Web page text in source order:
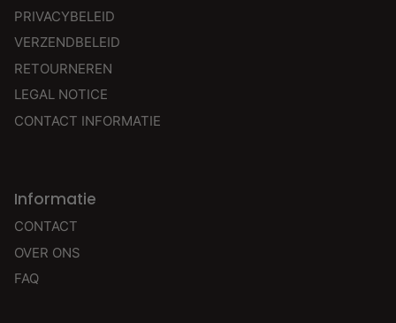
PRIVACYBELEID
VERZENDBELEID
RETOURNEREN
LEGAL NOTICE
CONTACT INFORMATIE
Informatie
CONTACT
OVER ONS
FAQ